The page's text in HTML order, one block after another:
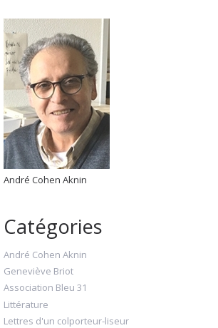
André Cohen Aknin
Catégories
André Cohen Aknin
Geneviève Briot
Association Bleu 31
Littérature
Lettres d'un colporteur-liseur